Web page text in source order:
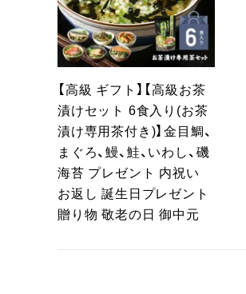
【高級 ギフト】【高級お茶
漬けセット 6食入り(お茶
漬け専用茶付き)】金目鯛、
まぐろ、鰻、鮭、いわし、磯
海苔 プレゼント 内祝い
お返し 誕生日プレゼント
贈り物 敬老の日 御中元